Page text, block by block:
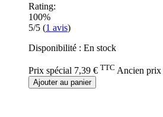
Rating:
100%
5/5 (1 avis)
Disponibilité : En stock
Prix spécial 7,39 € TTC Ancien prix
Ajouter au panier